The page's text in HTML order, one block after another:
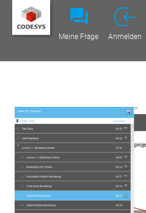
Meine Frage Anmelden